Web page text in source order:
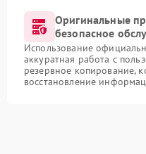
Оригинальные
безопасное
Использование
аккуратная работа с
резервное копирование,
восстановление